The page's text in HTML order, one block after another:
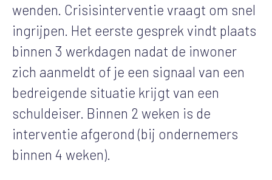
wenden. Crisisinterventie vraagt om snel
ingrijpen. Het eerste gesprek vindt plaats
binnen 3 werkdagen nadat de inwoner
zich aanmeldt of je een signaal van een
bedreigende situatie krijgt van een
schuldeiser. Binnen 2 weken is de
interventie afgerond (bij ondernemers
binnen 4 weken).